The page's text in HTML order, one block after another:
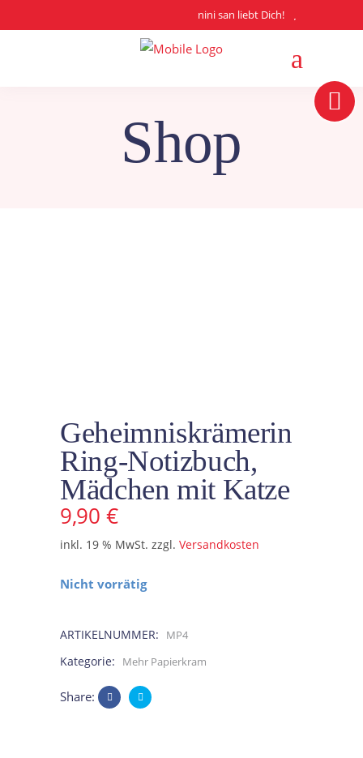
nini san liebt Dich!
Shop
Geheimniskrämerin
Ring-Notizbuch,
Mädchen mit Katze
9,90 €
inkl. 19 % MwSt. zzgl. Versandkosten
Nicht vorrätig
ARTIKELNUMMER: MP4
Kategorie: Mehr Papierkram
Share: